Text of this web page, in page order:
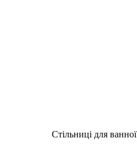
Стільниці для ванної